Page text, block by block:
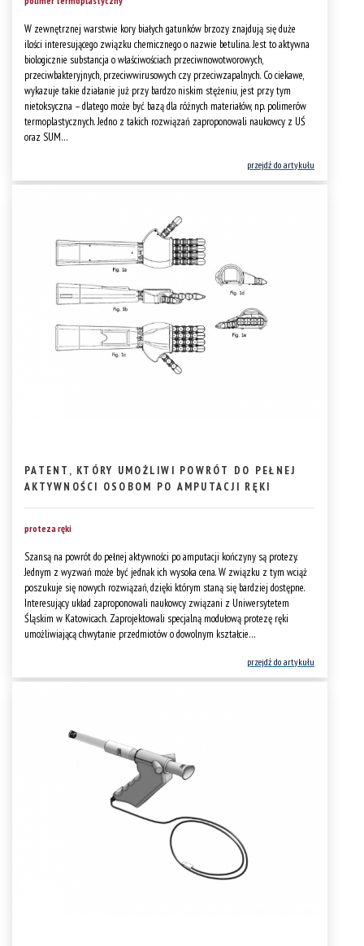
W zewnętrznej warstwie kory białych gatunków brzozy znajdują się duże
ilości interesującego związku chemicznego o nazwie betulina. Jest to aktywna
biologicznie substancja o właściwościach przeciwnowotworowych,
przeciwbakteryjnych, przeciwwirusowych czy przeciwzapalnych. Co ciekawe,
wykazuje takie działanie już przy bardzo niskim stężeniu, jest przy tym
nietoksyczna – dlatego może być bazą dla różnych materiałów, np. polimerów
termoplastycznych. Jedno z takich rozwiązań zaproponowali naukowcy z UŚ
oraz SUM…
przejdź do artykułu
PATENT, KTÓRY UMOŻLIWI POWRÓT DO PEŁNEJ
AKTYWNOŚCI OSOBOM PO AMPUTACJI RĘKI
proteza ręki
Szansą na powrót do pełnej aktywności po amputacji kończyny są protezy.
Jednym z wyzwań może być jednak ich wysoka cena. W związku z tym wciąż
poszukuje się nowych rozwiązań, dzięki którym staną się bardziej dostępne.
Interesujący układ zaproponowali naukowcy związani z Uniwersytetem
Śląskim w Katowicach. Zaprojektowali specjalną modułową protezę ręki
umożliwiającą chwytanie przedmiotów o dowolnym kształcie…
przejdź do artykułu